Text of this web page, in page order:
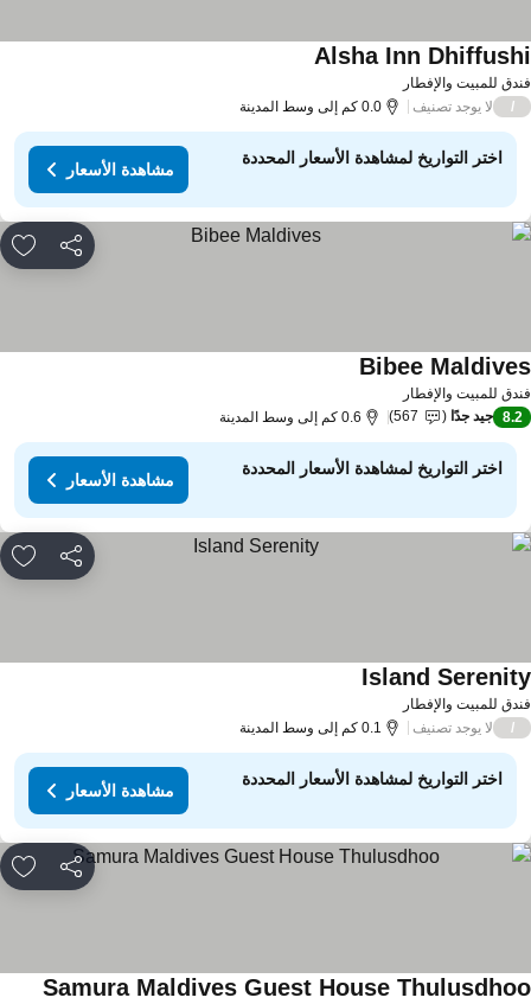
للمبيت والإفطار
Alsha Inn
لا يوجد تصنيف 0.0 كم إلى وسط المدينة
اختر التواريخ لمشاهدة الأسعار المحددة
مشاهدة الأسعار
مشاركة
للمبيت والإفطار
Bibee
8.2 جيد جدًا 567 0.6 كم إلى وسط المدينة
اختر التواريخ لمشاهدة الأسعار المحددة
مشاهدة الأسعار
مشاركة
للمبيت والإفطار
Island
لا يوجد تصنيف 0.1 كم إلى وسط المدينة
اختر التواريخ لمشاهدة الأسعار المحددة
مشاهدة الأسعار
مشاركة
Samura Maldives Guest House